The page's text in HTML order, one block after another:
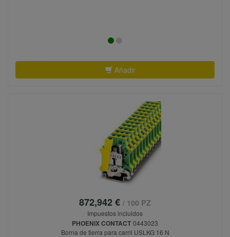
Añadir
872,942 € / 100 PZ
Impuestos incluidos
PHOENIX CONTACT 0443023
Borna de tierra para carril USLKG 16 N